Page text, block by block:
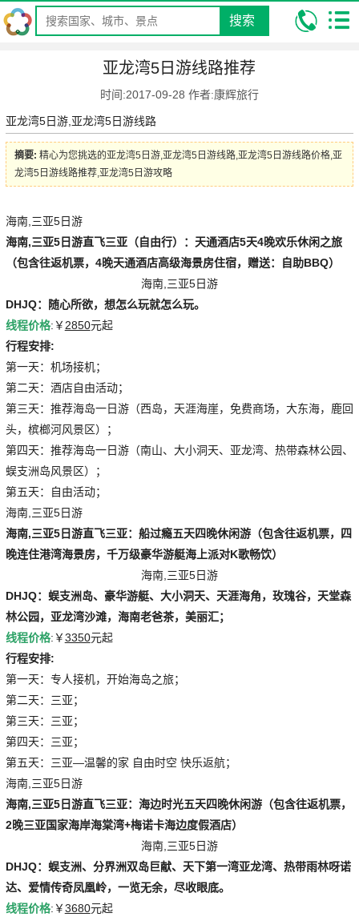
搜索
亚龙湾5日游线路推荐
时间:2017-09-28 作者:康辉旅行
亚龙湾5日游,亚龙湾5日游线路
摘要: 精心为您挑选的亚龙湾5日游,亚龙湾5日游线路,亚龙湾5日游线路价格,亚
龙湾5日游线路推荐,亚龙湾5日游攻略
海南,三亚5日游
海南,三亚5日游直飞三亚（自由行）：天通酒店5天4晚欢乐休闲之旅
（包含往返机票，4晚天通酒店高级海景房住宿，赠送：自助BBQ）
海南,三亚5日游
DHJQ：随心所欲，想怎么玩就怎么玩。
线程价格:￥ 2850元起
行程安排:
第一天：机场接机；
第二天：酒店自由活动；
第三天：推荐海岛一日游（西岛，天涯海崖，免费商场，大东海，鹿回
头，槟榔河风景区）；
第四天：推荐海岛一日游（南山、大小洞天、亚龙湾、热带森林公园、
蜈支洲岛风景区）；
第五天：自由活动；
海南,三亚5日游
海南,三亚5日游直飞三亚：船过瘾五天四晚休闲游（包含往返机票，四
晚连住港湾海景房，千万级豪华游艇海上派对K歌畅饮）
海南,三亚5日游
DHJQ：蜈支洲岛、豪华游艇、大小洞天、天涯海角，玫瑰谷，天堂森
林公园，亚龙湾沙滩，海南老爸茶，美丽汇；
线程价格:￥3350元起
行程安排:
第一天：专人接机，开始海岛之旅；
第二天：三亚；
第三天：三亚；
第四天：三亚；
第五天：三亚—温馨的家 自由时空 快乐返航；
海南,三亚5日游
海南,三亚5日游直飞三亚：海边时光五天四晚休闲游（包含往返机票，
2晚三亚国家海岸海棠湾+梅诺卡海边度假酒店）
海南,三亚5日游
DHJQ：蜈支洲、分界洲双岛巨献、天下第一湾亚龙湾、热带雨林呀诺
达、爱情传奇凤凰岭，一览无余，尽收眼底。
线程价格:￥3680元起